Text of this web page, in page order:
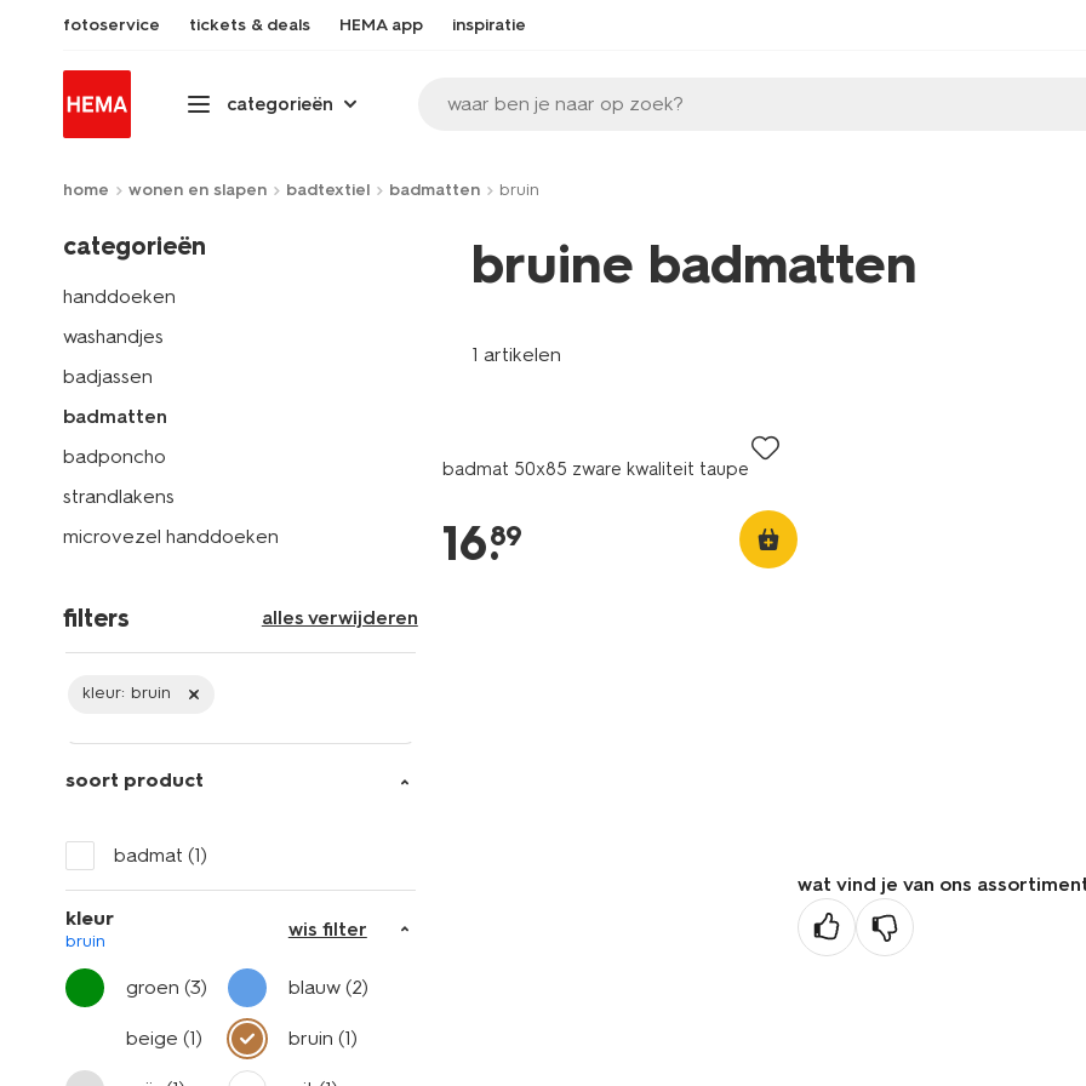
fotoservice tickets & deals HEMA app inspiratie
categorieën waar ben je naar op zoek?
home wonen en slapen badtextiel badmatten bruin
categorieën
handdoeken
washandjes
badjassen
badmatten
badponcho
strandlakens
microvezel handdoeken
filters alles verwijderen
kleur: bruin
soort product
badmat (1)
kleur
bruin
wis filter
groen (3) blauw(2)
beige (1) bruin(1)
bruine badmatten
1 artikelen
badmat 50x85 zware kwaliteit taupe
16.
89
wat vind je van ons